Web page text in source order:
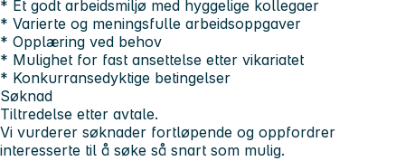
* Et godt arbeidsmiljø med hyggelige kollegaer
* Varierte og meningsfulle arbeidsoppgaver
* Opplæring ved behov
* Mulighet for fast ansettelse etter vikariatet
* Konkurransedyktige betingelser
Søknad
Tiltredelse etter avtale.
Vi vurderer søknader fortløpende og oppfordrer
interesserte til å søke så snart som mulig.